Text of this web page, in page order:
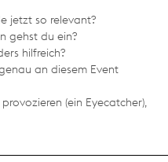
jetzt so relevant?
gehst du ein?
hilfreich?
an diesem Event
(ein Eyecatcher),